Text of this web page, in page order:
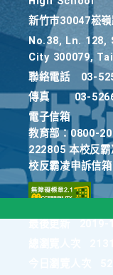
新竹巿30047崧
No.38, Ln.
City 300079,
聯絡電話
03-
傳真
03-
電子信箱
教育部：0800-
222805 本校反
校反霸凌申訴信